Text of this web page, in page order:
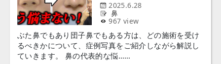
2025.6.28
鼻
967 view
ぶた鼻でもあり団子鼻でもある方は、どの施術を受け
るべきかについて、症例写真をご紹介しながら解説し
ていきます。 鼻の代表的な悩……